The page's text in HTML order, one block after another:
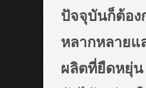
ปัจจุบันก็ต้อง
หลากหลายแ
ผลิตที่ยืดหยุ่น